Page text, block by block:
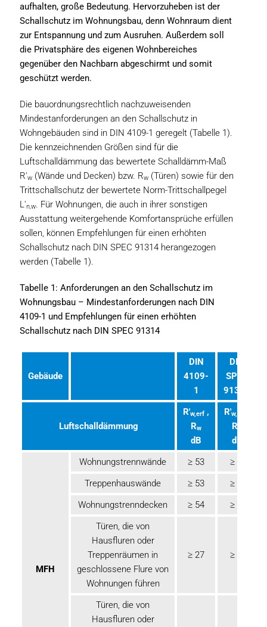
aufhalten, große Bedeutung. Hervorzuheben ist der
Schallschutz im Wohnungsbau, denn Wohnraum dient
zur Entspannung und zum Ausruhen. Außerdem soll
die Privatsphäre des eigenen Wohnbereiches
gegenüber den Nachbarn abgeschirmt und somit
geschützt werden.
Die bauordnungsrechtlich nachzuweisenden
Mindestanforderungen an den Schallschutz in
Wohngebäuden sind in DIN 4109-1 geregelt (Tabelle 1).
Die kennzeichnenden Größen sind für die
Luftschalldämmung das bewertete Schalldämm-Maß
R'w (Wände und Decken) bzw. Rw (Türen) sowie für den
Trittschallschutz der bewertete Norm-Trittschallpegel
L'n,w. Für Wohnungen, die auch in ihrer sonstigen
Ausstattung weitergehende Komfortansprüche erfüllen
sollen, können Empfehlungen für einen erhöhten
Schallschutz nach DIN SPEC 91314 herangezogen
werden (Tabelle 1).
Tabelle 1: Anforderungen an den Schallschutz im
Wohnungsbau – Mindestanforderungen nach DIN
4109-1 und Empfehlungen für einen erhöhten
Schallschutz nach DIN SPEC 91314
Gebäude
DIN
4109-
1
DIN
SPEC
91314
Luftschalldämmung
R'w,erf ,
Rw
dB
R'w,erf
R
dB
MFH
Wohnungstrennwände ≥ 53
≥ 55
Treppenhauswände
≥ 53
≥ 55
Wohnungstrenndecken
≥ 54
≥ 56
Türen, die von
Hausfluren oder
Treppenräumen in
geschlossene Flure von
Wohnungen führen
≥ 27 ≥ 32
Türen, die von
Hausfluren oder